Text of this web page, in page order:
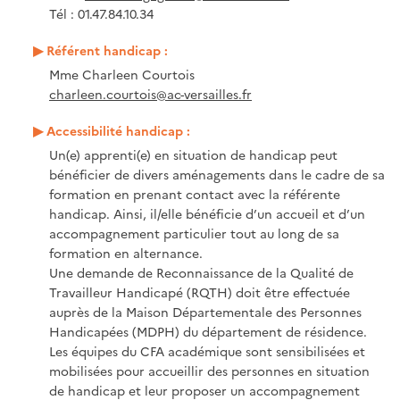
Tél : 01.47.84.10.34
Référent handicap :
Mme Charleen Courtois
charleen.courtois@ac-versailles.fr
Accessibilité handicap :
Un(e) apprenti(e) en situation de handicap peut
bénéficier de divers aménagements dans le cadre de sa
formation en prenant contact avec la référente
handicap. Ainsi, il/elle bénéficie d’un accueil et d’un
accompagnement particulier tout au long de sa
formation en alternance.
Une demande de Reconnaissance de la Qualité de
Travailleur Handicapé (RQTH) doit être effectuée
auprès de la Maison Départementale des Personnes
Handicapées (MDPH) du département de résidence.
Les équipes du CFA académique sont sensibilisées et
mobilisées pour accueillir des personnes en situation
de handicap et leur proposer un accompagnement